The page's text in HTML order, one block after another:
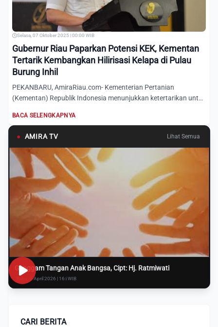
Selasa, 07 Oktober 2025 | 00:00 WIB
Gubernur Riau Paparkan Potensi KEK, Kementan
Tertarik Kembangkan Hilirisasi Kelapa di Pulau
Burung Inhil
PEKANBARU, AmiraRiau.com- Kementerian Pertanian
(Kementan) Republik Indonesia menunjukkan ketertarikan untuk
BACA SELENGKAPNYA
● AMIRA TV Lihat Semua
Genggam Tangan Anak Bangsa, Cipt: Hj. Ratmiwati
Rabu, 8 April 2026 | 16:i WIB
CARI BERITA